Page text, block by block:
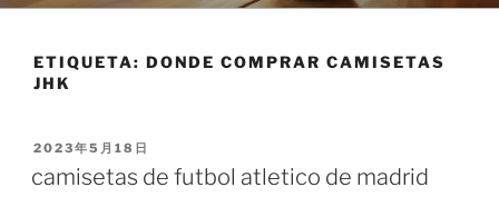
ETIQUETA: DONDE COMPRAR CAMISETAS
JHK
PUBLICADO
2023年5月18日
camisetas de futbol atletico de madrid